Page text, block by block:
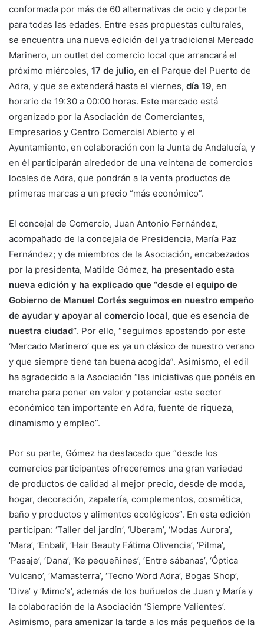
conformada por más de 60 alternativas de ocio y deporte
para todas las edades. Entre esas propuestas culturales,
se encuentra una nueva edición del ya tradicional Mercado
Marinero, un outlet del comercio local que arrancará el
próximo miércoles, 17 de julio, en el Parque del Puerto de
Adra, y que se extenderá hasta el viernes, día 19, en
horario de 19:30 a 00:00 horas. Este mercado está
organizado por la Asociación de Comerciantes,
Empresarios y Centro Comercial Abierto y el
Ayuntamiento, en colaboración con la Junta de Andalucía, y
en él participarán alrededor de una veintena de comercios
locales de Adra, que pondrán a la venta productos de
primeras marcas a un precio “más económico”.
El concejal de Comercio, Juan Antonio Fernández,
acompañado de la concejala de Presidencia, María Paz
Fernández; y de miembros de la Asociación, encabezados
por la presidenta, Matilde Gómez, ha presentado esta
nueva edición y ha explicado que “desde el equipo de
Gobierno de Manuel Cortés seguimos en nuestro empeño
de ayudar y apoyar al comercio local, que es esencia de
nuestra ciudad”. Por ello, “seguimos apostando por este
‘Mercado Marinero’ que es ya un clásico de nuestro verano
y que siempre tiene tan buena acogida”. Asimismo, el edil
ha agradecido a la Asociación “las iniciativas que ponéis en
marcha para poner en valor y potenciar este sector
económico tan importante en Adra, fuente de riqueza,
dinamismo y empleo”.
Por su parte, Gómez ha destacado que “desde los
comercios participantes ofreceremos una gran variedad
de productos de calidad al mejor precio, desde de moda,
hogar, decoración, zapatería, complementos, cosmética,
baño y productos y alimentos ecológicos”. En esta edición
participan: ‘Taller del jardín’, ‘Uberam’, ‘Modas Aurora’,
‘Mara’, ‘Enbali’, ‘Hair Beauty Fátima Olivencia’, ‘Pilma’,
‘Pasaje’, ‘Dana’, ‘Ke pequeñines’, ‘Entre sábanas’, ‘Óptica
Vulcano’, ‘Mamasterra’, ‘Tecno Word Adra’, Bogas Shop’,
‘Diva’ y ‘Mimo’s’, además de los buñuelos de Juan y María y
la colaboración de la Asociación ‘Siempre Valientes’.
Asimismo, para amenizar la tarde a los más pequeños de la